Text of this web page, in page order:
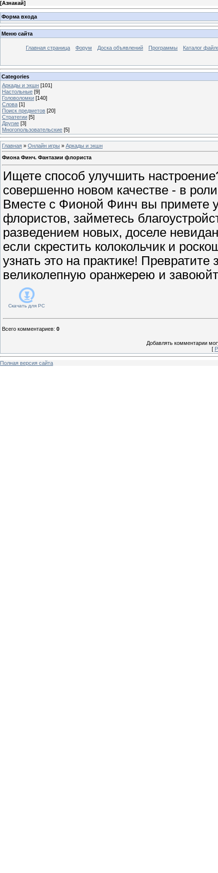
[Азнакай]
Форма входа
Меню сайта
Главная страница Форум Доска объявлений Программы Каталог
Categories
Аркады и экшн [101]
Настольные [9]
Головоломки [140]
Слова [1]
Поиск предметов [20]
Стратегии [5]
Другие [3]
Многопользовательские [5]
Главная » Онлайн игры » Аркады и экшн
Фиона Финч. Фантазии флориста
Ищете способ улучшить
совершенно новом качестве - в
Вместе с Фионой Финч вы примете
флористов, займетесь
разведением новых, доселе
если скрестить колокольчик и
узнать это на практике!
великолепную оранжерею и
Скачать для PC
Всего комментариев: 0
Добавлять комментарии
[
Полная версия сайта